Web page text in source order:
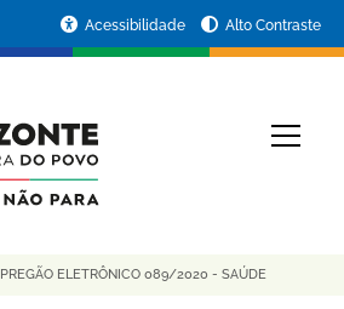
Acessibilidade Alto Contraste
PREGÃO ELETRÔNICO 089/2020 - SAÚDE